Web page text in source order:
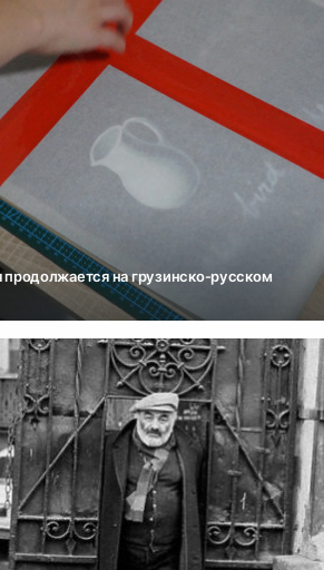
продолжается на грузинско-русском